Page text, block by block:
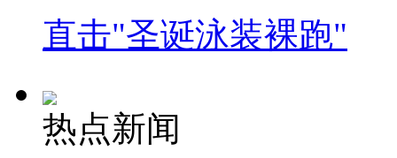
直击"圣诞泳装裸跑"
热点新闻